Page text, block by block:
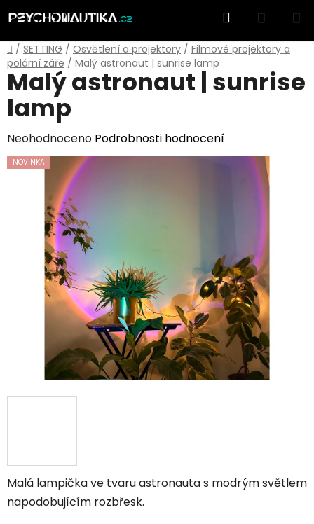
na
obsah
Hledat
KOŠÍK
Domů
/ SETTING / Osvětlení a projektory / Filmové projektory a
polární záře / Malý astronaut | sunrise lamp
Malá lampička ve tvaru astronauta s modrým světlem
napodobujícím rozbřesk.
Malý astronaut | sunrise
lamp
Průměrné
hodnocení
hvězdiček.
Neohodnoceno Podrobnosti hodnocení
NOVINKA